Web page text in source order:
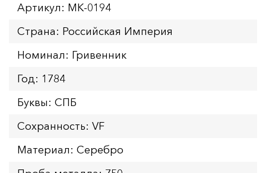
Артикул: MK-0194
Страна: Российская Империя
Номинал: Гривенник
Год: 1784
Буквы: СПБ
Сохранность: VF
Материал: Серебро